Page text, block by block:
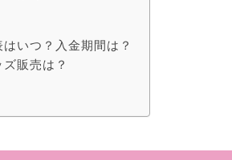
いつ？入金期間は？
販売は？